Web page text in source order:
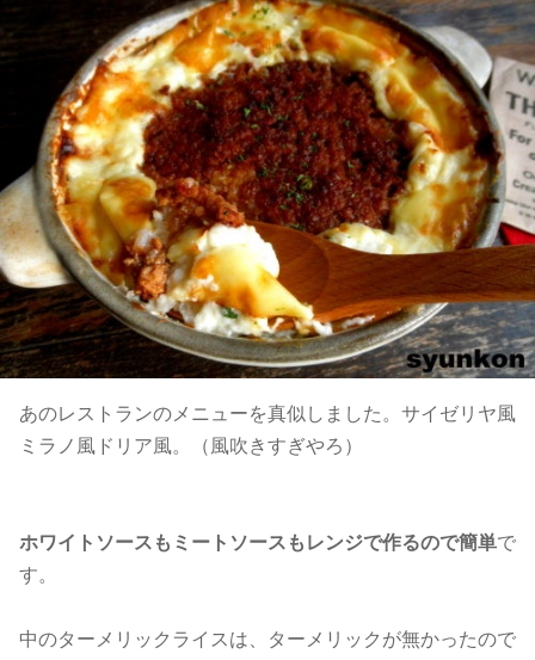
あのレストランのメニューを真似しました。サイゼリヤ風
ミラノ風ドリア風。（風吹きすぎやろ）
ホワイトソースもミートソースもレンジで作るので簡単で
す。
中のターメリックライスは、ターメリックが無かったので